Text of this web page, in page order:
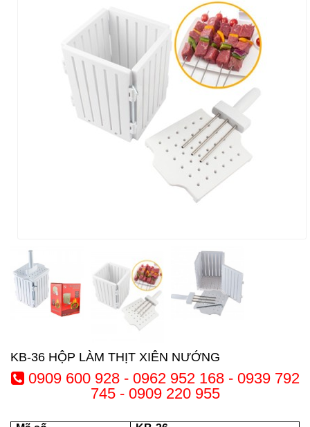
KB-36 HỘP LÀM THỊT XIÊN NƯỚNG
0909 600 928 - 0962 952 168 - 0939 792
745 - 0909 220 955